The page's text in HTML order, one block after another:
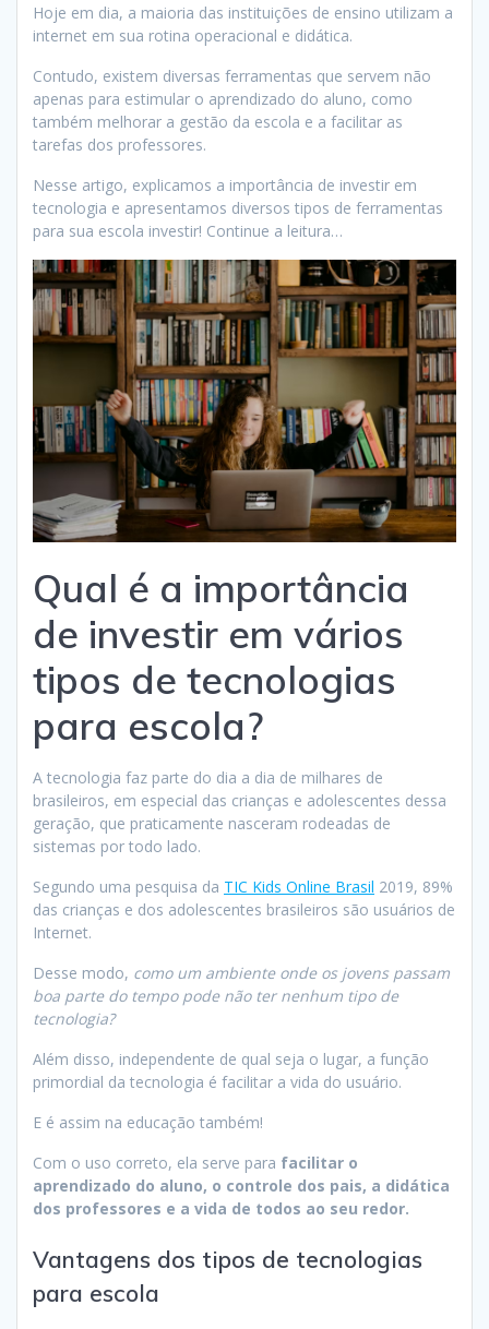
Hoje em dia, a maioria das instituições de ensino utilizam a
internet em sua rotina operacional e didática.
Contudo, existem diversas ferramentas que servem não
apenas para estimular o aprendizado do aluno, como
também melhorar a gestão da escola e a facilitar as
tarefas dos professores.
Nesse artigo, explicamos a importância de investir em
tecnologia e apresentamos diversos tipos de ferramentas
para sua escola investir! Continue a leitura…
Qual é a importância
de investir em vários
tipos de tecnologias
para escola?
A tecnologia faz parte do dia a dia de milhares de
brasileiros, em especial das crianças e adolescentes dessa
geração, que praticamente nasceram rodeadas de
sistemas por todo lado.
Segundo uma pesquisa da TIC Kids Online Brasil 2019, 89%
das crianças e dos adolescentes brasileiros são usuários de
Internet.
Desse modo, como um ambiente onde os jovens passam
boa parte do tempo pode não ter nenhum tipo de
tecnologia?
Além disso, independente de qual seja o lugar, a função
primordial da tecnologia é facilitar a vida do usuário.
E é assim na educação também!
Com o uso correto, ela serve para facilitar o
aprendizado do aluno, o controle dos pais, a didática
dos professores e a vida de todos ao seu redor.
Vantagens dos tipos de tecnologias
para escola